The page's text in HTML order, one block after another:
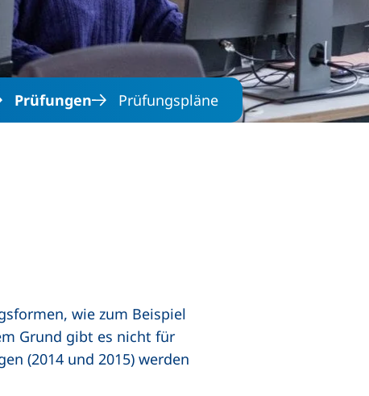
Prüfungen Prüfungspläne
wie zum Beispiel
Grund gibt es nicht für
(2014 und 2015) werden